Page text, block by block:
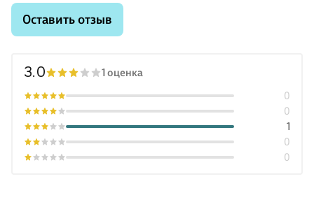
Оставить отзыв
3.0 1 оценка
0
0
1
0
0